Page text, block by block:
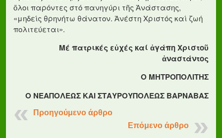
ὅλοι παρόντες στό πανηγύρι τῆς Ἀνάστασης,
«μηδείς θρηνήτω θάνατον. Ἀνέστη Χριστός καί ζωή
πολιτεύεται».
Μέ πατρικές εὐχές καί ἀγάπη Χριστοῦ
ἀναστάντος
Ο ΜΗΤΡΟΠΟΛΙΤΗΣ
Ο ΝΕΑΠΟΛΕΩΣ ΚΑΙ ΣΤΑΥΡΟΥΠΟΛΕΩΣ ΒΑΡΝΑΒΑΣ
Προηγούμενο άρθρο
Επόμενο άρθρο